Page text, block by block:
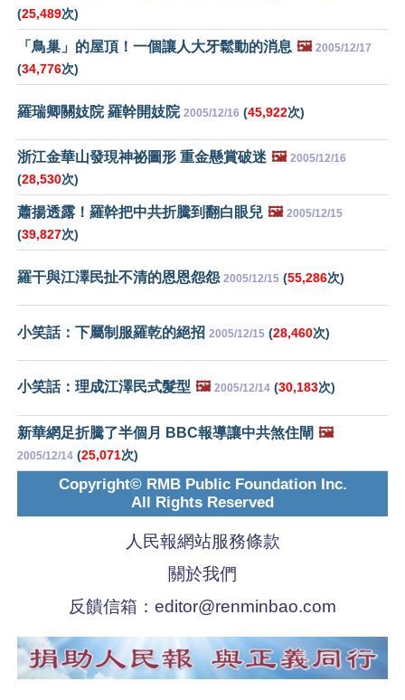
(25,489次)
「鳥巢」的屋頂！一個讓人大牙鬆動的消息 🖼️ 2005/12/17
(34,776次)
羅瑞卿關妓院 羅幹開妓院 2005/12/16 (45,922次)
浙江金華山發現神祕圖形 重金懸賞破迷 🖼️ 2005/12/16
(28,530次)
蕭揚透露！羅幹把中共折騰到翻白眼兒 🖼️ 2005/12/15
(39,827次)
羅干與江澤民扯不清的恩恩怨怨 2005/12/15 (55,286次)
小笑話：下屬制服羅乾的絕招 2005/12/15 (28,460次)
小笑話：理成江澤民式髮型 🖼️ 2005/12/14 (30,183次)
新華網足折騰了半個月 BBC報導讓中共煞住閘 🖼️
2005/12/14 (25,071次)
Copyright© RMB Public Foundation Inc.
All Rights Reserved
人民報網站服務條款
關於我們
反饋信箱： editor@renminbao.com